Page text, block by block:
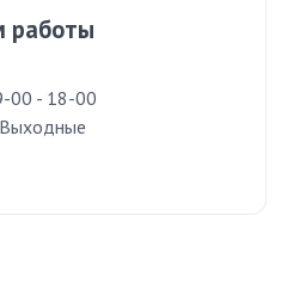
работы
00 - 18-00